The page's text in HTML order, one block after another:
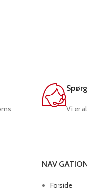
Vi er
NAVIGATION
Forside